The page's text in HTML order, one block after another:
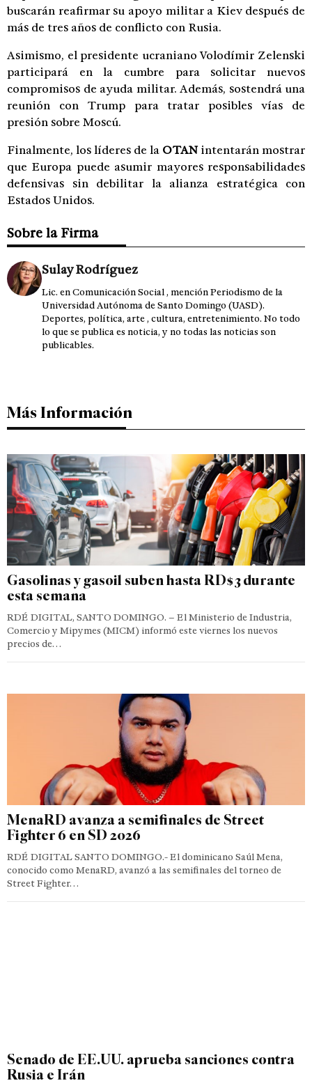
buscarán reafirmar su apoyo militar a Kiev después de
más de tres años de conflicto con Rusia.
Asimismo, el presidente ucraniano Volodímir Zelenski
participará en la cumbre para solicitar nuevos
compromisos de ayuda militar. Además, sostendrá una
reunión con Trump para tratar posibles vías de
presión sobre Moscú.
Finalmente, los líderes de la OTANintentarán mostrar
que Europa puede asumir mayores responsabilidades
defensivas sin debilitar la alianza estratégica con
Estados Unidos.
Sobre la Firma
Sulay Rodríguez
Lic. en Comunicación Social , mención Periodismo de la
Universidad Autónoma de Santo Domingo (UASD).
Deportes, política, arte , cultura, entretenimiento. No todo
lo que se publica es noticia, y no todas las noticias son
publicables.
Más Información
Gasolinas y gasoil suben hasta RD$3 durante
esta semana
RDÉ DIGITAL, SANTO DOMINGO. – El Ministerio de Industria,
Comercio y Mipymes (MICM) informó este viernes los nuevos
precios de…
MenaRD avanza a semifinales de Street
Fighter 6 en SD 2026
RDÉ DIGITAL SANTO DOMINGO.- El dominicano Saúl Mena,
conocido como MenaRD, avanzó a las semifinales del torneo de
Street Fighter…
Senado de EE.UU. aprueba sanciones contra
Rusia e Irán